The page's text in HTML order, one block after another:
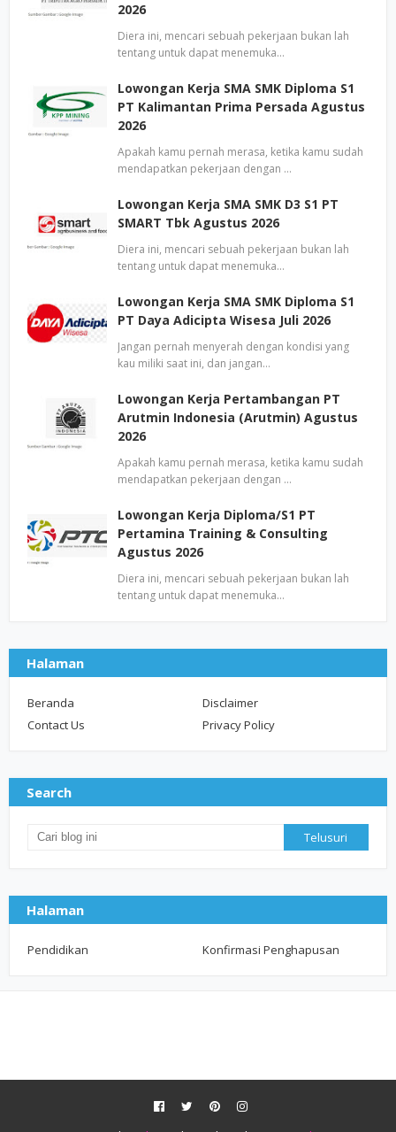
2026
Diera ini, mencari sebuah pekerjaan bukan lah
tentang untuk dapat menemuka…
Lowongan Kerja SMA SMK Diploma S1
PT Kalimantan Prima Persada Agustus
2026
Apakah kamu pernah merasa, ketika kamu sudah
mendapatkan pekerjaan dengan …
Lowongan Kerja SMA SMK D3 S1 PT
SMART Tbk Agustus 2026
Diera ini, mencari sebuah pekerjaan bukan lah
tentang untuk dapat menemuka…
Lowongan Kerja SMA SMK Diploma S1
PT Daya Adicipta Wisesa Juli 2026
Jangan pernah menyerah dengan kondisi yang
kau miliki saat ini, dan jangan…
Lowongan Kerja Pertambangan PT
Arutmin Indonesia (Arutmin) Agustus
2026
Apakah kamu pernah merasa, ketika kamu sudah
mendapatkan pekerjaan dengan …
Lowongan Kerja Diploma/S1 PT
Pertamina Training & Consulting
Agustus 2026
Diera ini, mencari sebuah pekerjaan bukan lah
tentang untuk dapat menemuka…
Halaman
Beranda
Disclaimer
Contact Us
Privacy Policy
Search
Halaman
Pendidikan Konfirmasi Penghapusan